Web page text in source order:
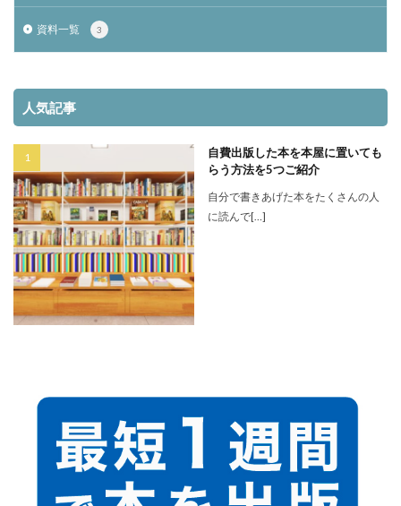
資料一覧 3
人気記事
自費出版した本を本屋に置いても
らう方法を5つご紹介
自分で書きあげた本をたくさんの人
に読んで[…]